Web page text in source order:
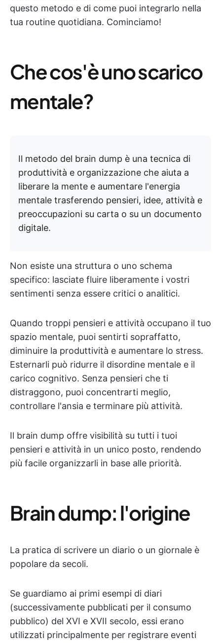
questo metodo e di come puoi integrarlo nella
tua routine quotidiana. Cominciamo!
Che cos'è uno scarico
mentale?
Il metodo del brain dump è una tecnica di
produttività e organizzazione che aiuta a
liberare la mente e aumentare l'energia
mentale trasferendo pensieri, idee, attività e
preoccupazioni su carta o su un documento
digitale.
Non esiste una struttura o uno schema
specifico: lasciate fluire liberamente i vostri
sentimenti senza essere critici o analitici.
Quando troppi pensieri e attività occupano il tuo
spazio mentale, puoi sentirti sopraffatto,
diminuire la produttività e aumentare lo stress.
Esternarli può ridurre il disordine mentale e il
carico cognitivo. Senza pensieri che ti
distraggono, puoi concentrarti meglio,
controllare l'ansia e terminare più attività.
Il brain dump offre visibilità su tutti i tuoi
pensieri e attività in un unico posto, rendendo
più facile organizzarli in base alle priorità.
Brain dump: l'origine
La pratica di scrivere un diario o un giornale è
popolare da secoli.
Se guardiamo ai primi esempi di diari
(successivamente pubblicati per il consumo
pubblico) del XVI e XVII secolo, essi erano
utilizzati principalmente per registrare eventi